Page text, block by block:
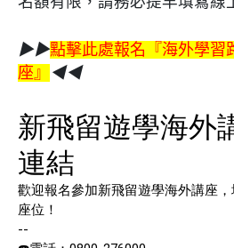
▶▶點擊此處報名『海外學習
座』
◀◀